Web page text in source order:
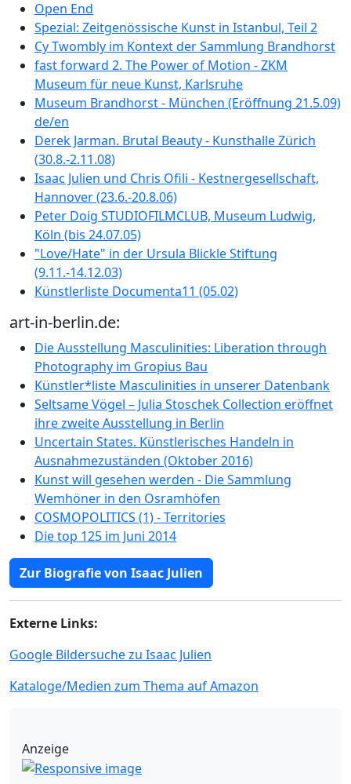
Open End
Spezial: Zeitgenössische Kunst in Istanbul, Teil 2
Cy Twombly im Kontext der Sammlung Brandhorst
fast forward 2. The Power of Motion - ZKM
Museum für neue Kunst, Karlsruhe
Museum Brandhorst - München (Eröffnung 21.5.09)
de/en
Derek Jarman. Brutal Beauty - Kunsthalle Zürich
(30.8.-2.11.08)
Isaac Julien und Chris Ofili - Kestnergesellschaft,
Hannover (23.6.-20.8.06)
Peter Doig STUDIOFILMCLUB, Museum Ludwig,
Köln (bis 24.07.05)
"Love/Hate" in der Ursula Blickle Stiftung
(9.11.-14.12.03)
Künstlerliste Documenta11 (05.02)
art-in-berlin.de:
Die Ausstellung Masculinities: Liberation through
Photography im Gropius Bau
Künstler*liste Masculinities in unserer Datenbank
Seltsame Vögel – Julia Stoschek Collection eröffnet
ihre zweite Ausstellung in Berlin
Uncertain States. Künstlerisches Handeln in
Ausnahmezuständen (Oktober 2016)
Kunst will gesehen werden - Die Sammlung
Wemhöner in den Osramhöfen
COSMOPOLITICS (1) - Territories
Die top 125 im Juni 2014
Zur Biografie von Isaac Julien
Externe Links:
Google Bildersuche zu Isaac Julien
Kataloge/Medien zum Thema auf Amazon
Anzeige